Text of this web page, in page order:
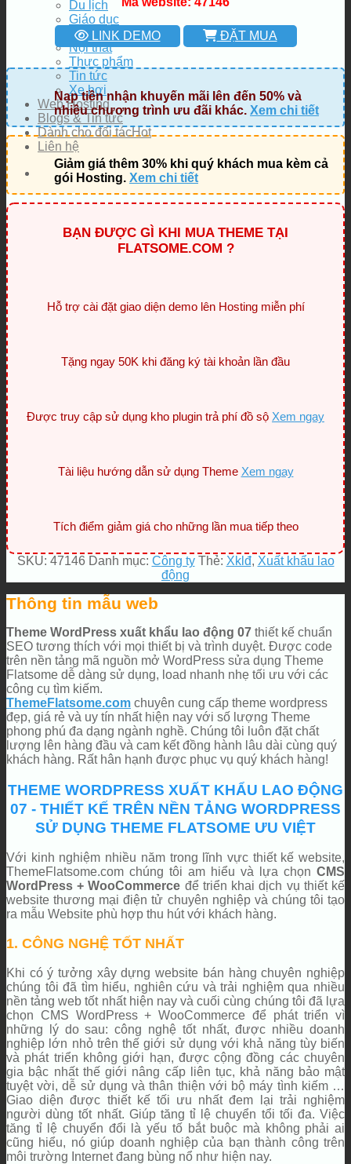
Du lịch
Giáo dục
Làm đẹp
Nội thất
Thực phẩm
Tin tức
Xe hơi
Web Hosting
Blogs & Tin tức
Dành cho đối tác
Liên hệ
LINK DEMO ĐẶT MUA
Nạp tiền nhận khuyến mãi lên đến 50% và
nhiều chương trình ưu đãi khác. Xem chi tiết
Giảm giá thêm 30% khi quý khách mua kèm cả
gói Hosting. Xem chi tiết
BẠN ĐƯỢC GÌ KHI MUA THEME TẠI
FLATSOME.COM ?
Hỗ trợ cài đặt giao diện demo lên Hosting miễn phí
Tặng ngay 50K khi đăng ký tài khoản lần đầu
Được truy cập sử dụng kho plugin trả phí đồ sộ Xem ngay
Tài liệu hướng dẫn sử dụng Theme Xem ngay
Tích điểm giảm giá cho những lần mua tiếp theo
SKU: 47146 Danh mục: Công ty Thẻ: Xklđ, Xuất khẩu lao
động
Thông tin mẫu web
Theme WordPress xuất khẩu lao động 07 thiết kế chuẩn
SEO tương thích với mọi thiết bị và trình duyệt. Được code
trên nền tảng mã nguồn mở WordPress sửa dụng Theme
Flatsome dễ dàng sử dụng, load nhanh nhẹ tối ưu với các
công cụ tìm kiếm.
ThemeFlatsome.com chuyên cung cấp theme wordpress
đẹp, giá rẻ và uy tín nhất hiện nay với số lượng Theme
phong phú đa dạng ngành nghề. Chúng tôi luôn đặt chất
lượng lên hàng đầu và cam kết đồng hành lâu dài cùng quý
khách hàng. Rất hân hạnh được phục vụ quý khách hàng!
THEME WORDPRESS XUẤT KHẨU LAO ĐỘNG
07 - THIẾT KẾ TRÊN NỀN TẢNG WORDPRESS
SỬ DỤNG THEME FLATSOME ƯU VIỆT
Với kinh nghiệm nhiều năm trong lĩnh vực thiết kế website,
ThemeFlatsome.com chúng tôi am hiểu và lựa chọn CMS
WordPress + WooCommerce để triển khai dịch vụ thiết kế
website thương mại điện tử chuyên nghiệp và chúng tôi tạo
ra mẫu Website phù hợp thu hút với khách hàng.
1. CÔNG NGHỆ TỐT NHẤT
Khi có ý tưởng xây dựng website bán hàng chuyên nghiệp
chúng tôi đã tìm hiểu, nghiên cứu và trải nghiệm qua nhiều
nền tảng web tốt nhất hiện nay và cuối cùng chúng tôi đã lựa
chọn CMS WordPress + WooCommerce để phát triển vì
những lý do sau: công nghệ tốt nhất, được nhiều doanh
nghiệp lớn nhỏ trên thế giới sử dụng với khả năng tùy biến
và phát triển không giới hạn, được cộng đồng các chuyên
gia bậc nhất thế giới nâng cấp liên tục, khả năng bảo mật
tuyệt vời, dễ sử dụng và thân thiện với bộ máy tình kiếm …
Giao diện được thiết kế tối ưu nhất đem lại trải nghiệm
người dùng tốt nhất. Giúp tăng tỉ lệ chuyển tổi tối đa. Việc
tăng tỉ lệ chuyển đổi là yếu tố bắt buộc mà không phải ai
cũng hiểu, nó giúp doanh nghiệp của bạn thành công trên
môi trường Internet đang bùng nổ như hiện nay.